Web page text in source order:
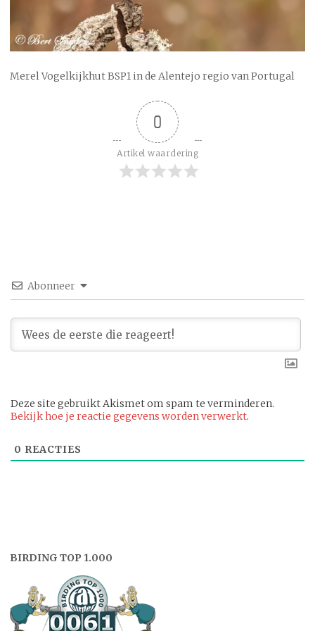
Merel Vogelkijkhut BSP1 in de Alentejo regio van Portugal
0
Artikel waardering
Abonneer
Deze site gebruikt Akismet om spam te verminderen.
Bekijk hoe je reactie gegevens worden verwerkt.
0 REACTIES
BIRDING TOP 1.000